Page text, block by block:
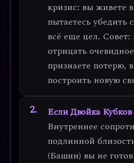
кризис: вы живете
пытаетесь убедить
всё еще цел. Совет:
отрицать
признаете потерю,
построить новую
Если Двойка Кубков
Внутреннее
подлинной
(Башни) вы не